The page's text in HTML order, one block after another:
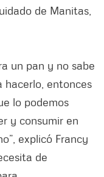
de Manitas,
un pan y no sabe
hacerlo, entonces
lo podemos
y consumir en
explicó Francy
de